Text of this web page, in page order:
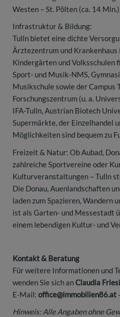
Westen – St. Pölten (ca. 14
Infrastruktur & Bildung:
Tulln bietet eine dichte
Ärztezentrum und Krankenhaus
Kindergärten und Volksschulen
Sport- und Musik-NMS,
Musikschule sowie der
Forschungszentrum (u. a.
IFA-Tulln, Austrian Biotech
Supermärkte, der Einzelhandel
Möglichkeiten sind bequem zu
Freizeit & Natur: Ob Aubad,
zahlreiche Sportvereine oder
Kulturveranstaltungen – Tulln
Die Donau, Auenlandschaften
laden zum Spazieren, Wandern
ist als Garten- und Messestadt
einem lebendigen Kultur- und
Kontakt & Beratung
Für weitere Informationen und
wenden Sie sich anClaudia
E-Mail: office@immobilien86.at
Hinweis: Alle Angaben ohne